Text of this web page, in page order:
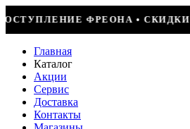
ДО 50% НА ВЕСЬ
Главная
Каталог
Акции
Сервис
Доставка
Контакты